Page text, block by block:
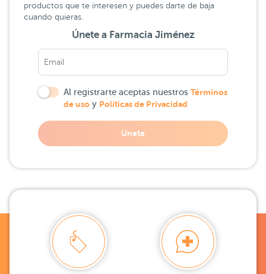
productos que te interesen y puedes darte de baja
cuando quieras.
Únete a Farmacia Jiménez
Al registrarte aceptas nuestros Términos
de uso y Políticas de Privacidad
Unete